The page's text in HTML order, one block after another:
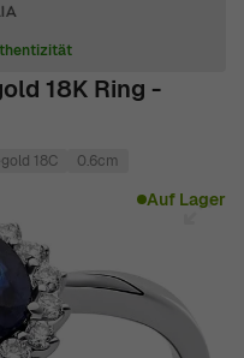
18K Ring -
18C 0.6cm
Auf Lager